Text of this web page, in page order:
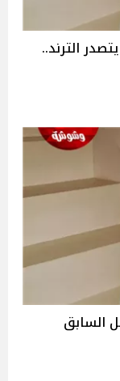
البطل السابق لفرقة One Direction يتصدر الترند..
السابق